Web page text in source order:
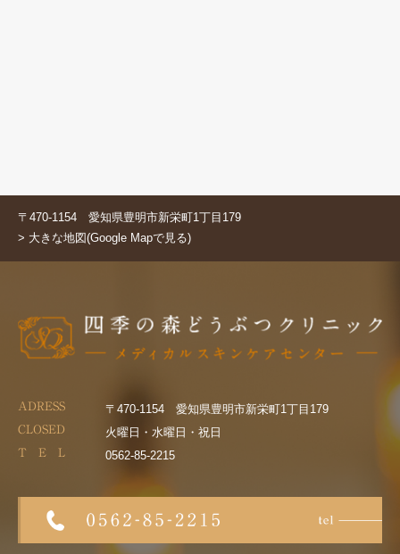
〒470-1154 愛知県豊明市新栄町1丁目179
> 大きな地図(Google Mapで見る)
ADRESS 〒470-1154 愛知県豊明市新栄町1丁目179
CLOSED 火曜日・水曜日・祝日
T E L 0562-85-2215